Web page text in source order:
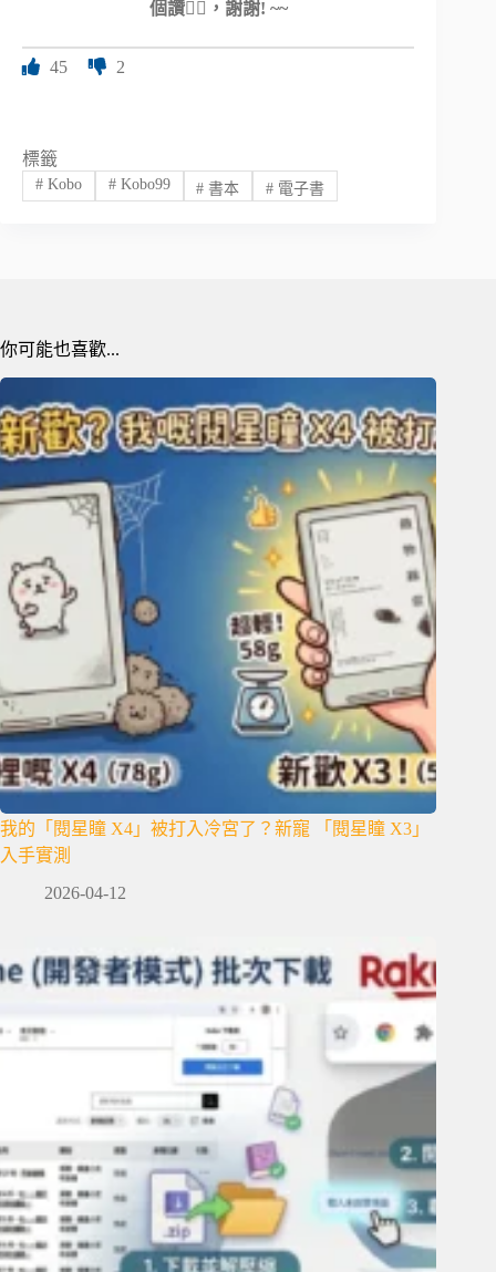
個讚👍🏻，謝謝! ~~
45 2
標籤
#Kobo #Kobo99 # 書本 # 電子書
你可能也喜歡...
我的「閱星瞳 X4」被打入冷宮了？新寵 「閱星瞳 X3」
入手實測
2026-04-12